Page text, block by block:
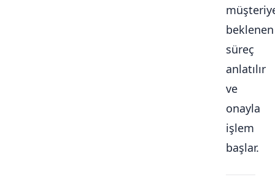
beklenen
süreç
anlatılır
ve
onayla
işlem
başlar.